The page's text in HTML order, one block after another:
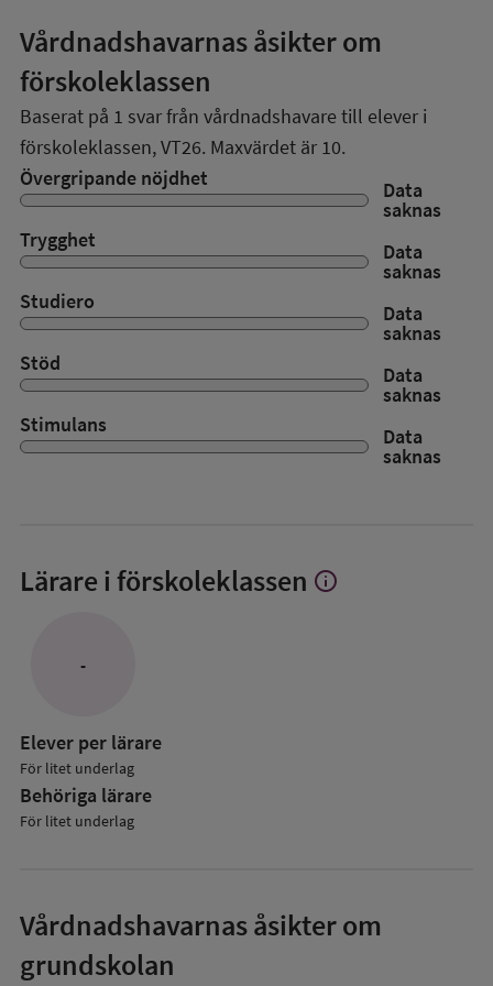
Vårdnadshavarnas åsikter om
förskoleklassen
Baserat på 1 svar från vårdnadshavare till elever i
förskoleklassen,VT26. Maxvärdet är 10.
Övergripande nöjdhet
Data
saknas
Trygghet
Data
saknas
Studiero
Data
saknas
Stöd
Data
saknas
Stimulans
Data
saknas
Lärare i förskoleklassen Visa
info
-
Elever per lärare
För litet underlag
Behöriga lärare
För litet underlag
Vårdnadshavarnas åsikter om
grundskolan